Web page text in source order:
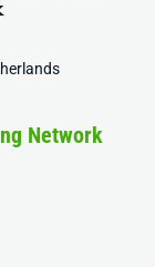
Network